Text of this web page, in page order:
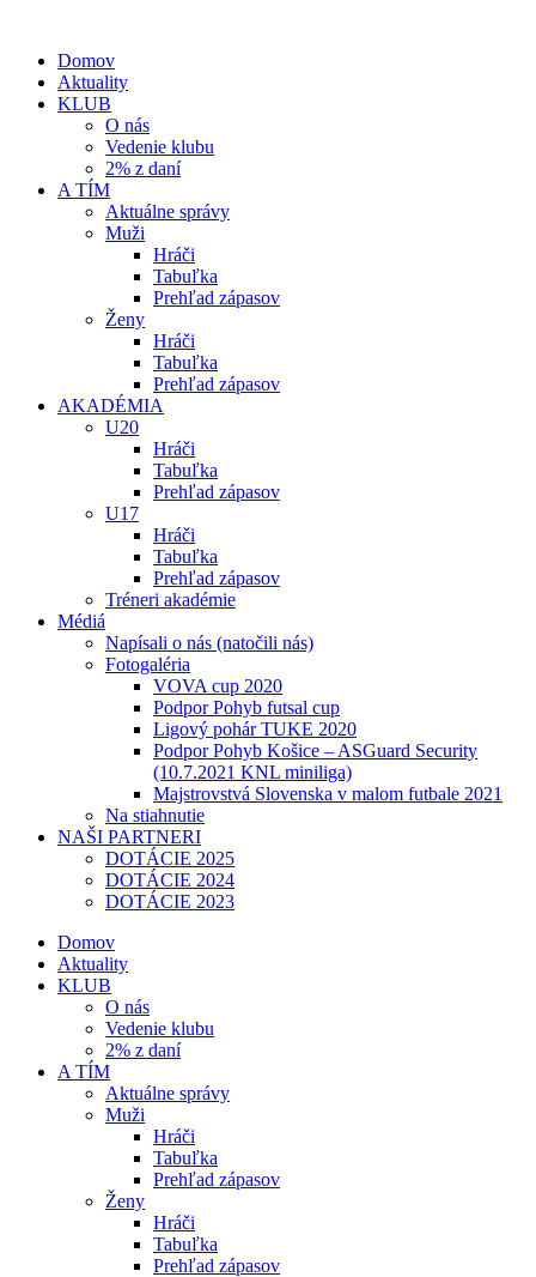
Domov
Aktuality
KLUB
O nás
Vedenie klubu
2% z daní
A TÍM
Aktuálne správy
Muži
Hráči
Tabuľka
Prehľad zápasov
Ženy
Hráči
Tabuľka
Prehľad zápasov
AKADÉMIA
U20
Hráči
Tabuľka
Prehľad zápasov
U17
Hráči
Tabuľka
Prehľad zápasov
Tréneri akadémie
Médiá
Napísali o nás (natočili nás)
Fotogaléria
VOVA cup 2020
Podpor Pohyb futsal cup
Ligový pohár TUKE 2020
Podpor Pohyb Košice – ASGuard Security
(10.7.2021 KNL miniliga)
Majstrovstvá Slovenska v malom futbale 2021
Na stiahnutie
NAŠI PARTNERI
DOTÁCIE 2025
DOTÁCIE 2024
DOTÁCIE 2023
Domov
Aktuality
KLUB
O nás
Vedenie klubu
2% z daní
A TÍM
Aktuálne správy
Muži
Hráči
Tabuľka
Prehľad zápasov
Ženy
Hráči
Tabuľka
Prehľad zápasov